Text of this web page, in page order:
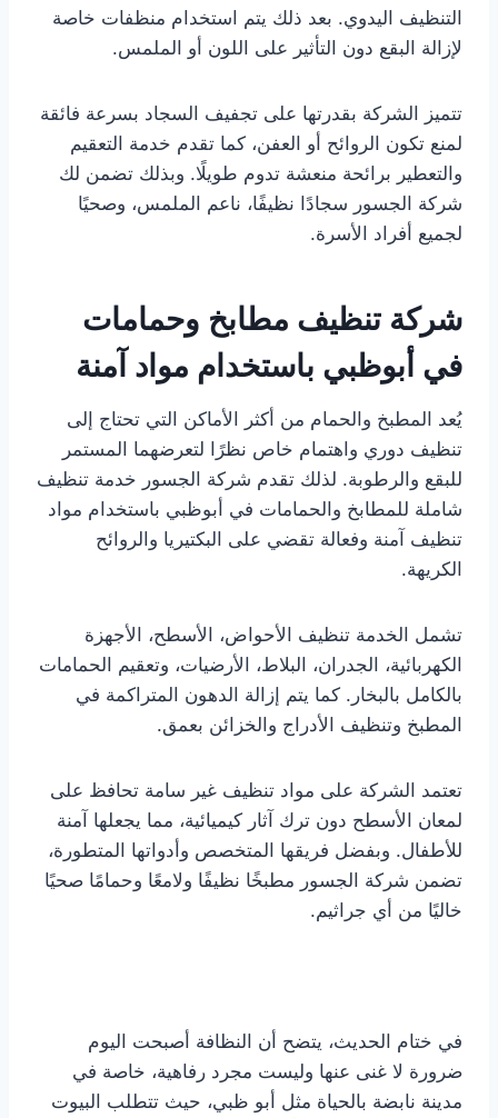
التنظيف اليدوي. بعد ذلك يتم استخدام منظفات خاصة
لإزالة البقع دون التأثير على اللون أو الملمس.
تتميز الشركة بقدرتها على تجفيف السجاد بسرعة فائقة
لمنع تكون الروائح أو العفن، كما تقدم خدمة التعقيم
والتعطير برائحة منعشة تدوم طويلًا. وبذلك تضمن لك
شركة الجسور سجادًا نظيفًا، ناعم الملمس، وصحيًا
لجميع أفراد الأسرة.
شركة تنظيف مطابخ وحمامات
في أبوظبي باستخدام مواد آمنة
يُعد المطبخ والحمام من أكثر الأماكن التي تحتاج إلى
تنظيف دوري واهتمام خاص نظرًا لتعرضهما المستمر
للبقع والرطوبة. لذلك تقدم شركة الجسور خدمة تنظيف
شاملة للمطابخ والحمامات في أبوظبي باستخدام مواد
تنظيف آمنة وفعالة تقضي على البكتيريا والروائح
الكريهة.
تشمل الخدمة تنظيف الأحواض، الأسطح، الأجهزة
الكهربائية، الجدران، البلاط، الأرضيات، وتعقيم الحمامات
بالكامل بالبخار. كما يتم إزالة الدهون المتراكمة في
المطبخ وتنظيف الأدراج والخزائن بعمق.
تعتمد الشركة على مواد تنظيف غير سامة تحافظ على
لمعان الأسطح دون ترك آثار كيميائية، مما يجعلها آمنة
للأطفال. وبفضل فريقها المتخصص وأدواتها المتطورة،
تضمن شركة الجسور مطبخًا نظيفًا ولامعًا وحمامًا صحيًا
خاليًا من أي جراثيم.
في ختام الحديث، يتضح أن النظافة أصبحت اليوم
ضرورة لا غنى عنها وليست مجرد رفاهية، خاصة في
مدينة نابضة بالحياة مثل أبو ظبي، حيث تتطلب البيوت